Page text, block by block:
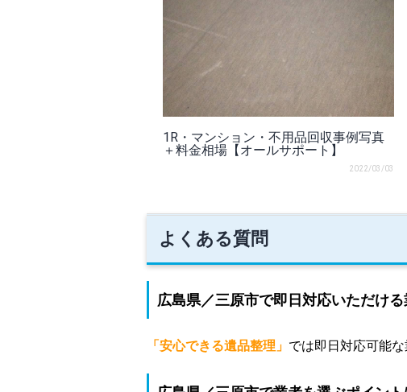
1R・マンション・不用品回収事例写真
＋料金相場【オールサポート】
2022/03/03
よくある質問
広島県／三原市で即日対応いただけ
「安心できる遺品整理」 では即日対応可能